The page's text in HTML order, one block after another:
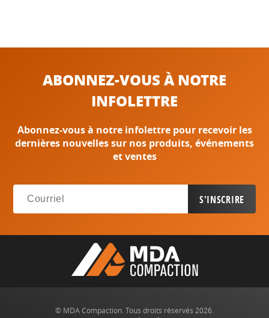
ABONNEZ-VOUS À NOTRE
INFOLETTRE
Abonnez-vous à notre infolettre pour recevoir les
dernières nouvelles sur nos produits, événements
et ventes
© MDA Compaction. Tous droits réservés 2026.